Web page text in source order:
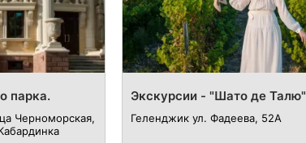
парка.
Черноморская,
Экскурсии - "Шато де Талю"
Геленджик ул. Фадеева, 52А